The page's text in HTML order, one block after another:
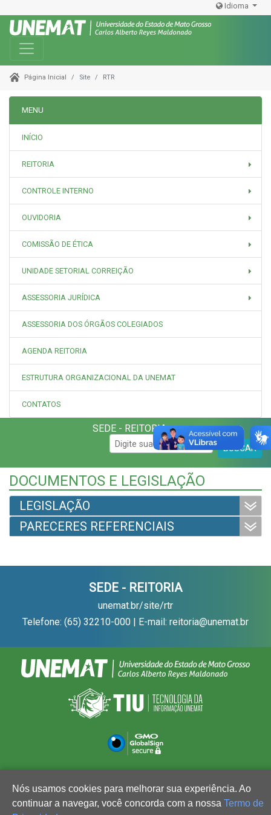
Idioma
Toggle navigation
Página Inicial Site RTR
MENU
INÍCIO
REITORIA
CONTROLE INTERNO
OUVIDORIA
COMISSÃO DE ÉTICA
UNIDADE SETORIAL CORREIÇÃO
ASSESSORIA JURÍDICA
ASSESSORIA DOS ÓRGÃOS COLEGIADOS
AGENDA REITORIA
ESTRUTURA ORGANIZACIONAL DA UNEMAT
CONTATOS
SEDE - REITORIA
BUSCAR
DOCUMENTOS E LEGISLAÇÃO
LEGISLAÇÃO
PARECERES REFERENCIAIS
SEDE - REITORIA
unemat.br/site/rtr
Telefone: (65) 32210-000 | E-mail: reitoria@unemat.br
Nós usamos cookies para melhorar sua experiência. Ao
continuar a navegar, você concorda com a nossa Termo de